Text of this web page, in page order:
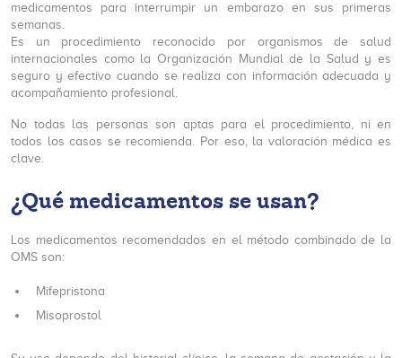
medicamentos para interrumpir un embarazo en sus primeras
semanas.
Es un procedimiento reconocido por organismos de salud
internacionales como la Organización Mundial de la Salud y es
seguro y efectivo cuando se realiza con información adecuada y
acompañamiento profesional.
No todas las personas son aptas para el procedimiento, ni en
todos los casos se recomienda. Por eso, la valoración médica es
clave.
¿Qué medicamentos se usan?
Los medicamentos recomendados en el método combinado de la
OMS son:
Mifepristona
Misoprostol